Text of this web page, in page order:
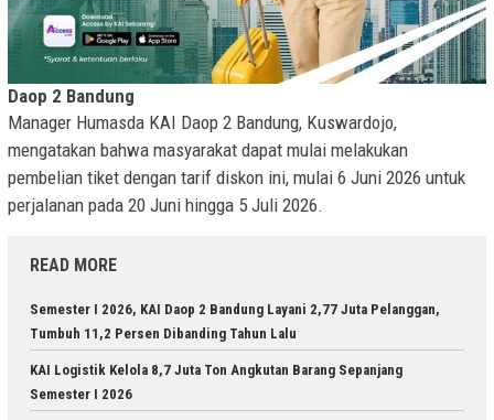
Daop 2 Bandung
Manager Humasda KAI Daop 2 Bandung, Kuswardojo,
mengatakan bahwa masyarakat dapat mulai melakukan
pembelian tiket dengan tarif diskon ini, mulai 6 Juni 2026 untuk
perjalanan pada 20 Juni hingga 5 Juli 2026.
READ MORE
Semester I 2026, KAI Daop 2 Bandung Layani 2,77 Juta Pelanggan,
Tumbuh 11,2 Persen Dibanding Tahun Lalu
KAI Logistik Kelola 8,7 Juta Ton Angkutan Barang Sepanjang
Semester I 2026